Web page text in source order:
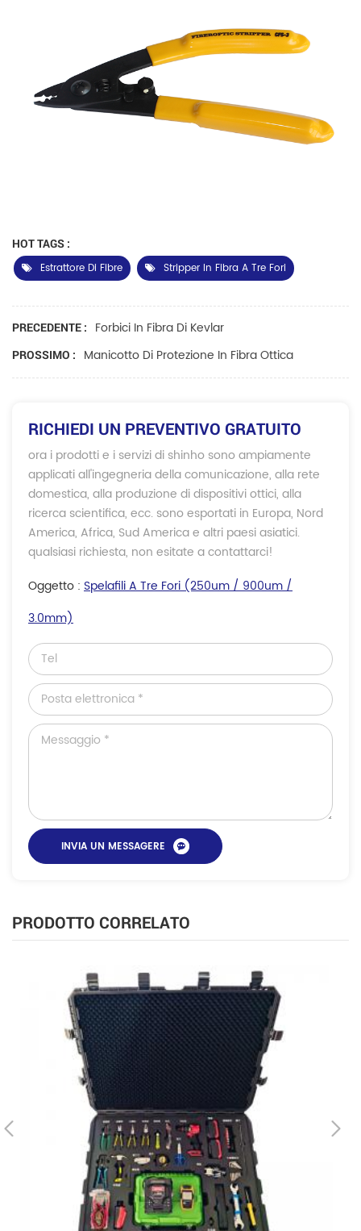
HOT TAGS :
Estrattore Di Fibre
Stripper In Fibra A Tre Fori
PRECEDENTE : Forbici In Fibra Di Kevlar
PROSSIMO : Manicotto Di Protezione In Fibra Ottica
RICHIEDI UN PREVENTIVO GRATUITO
ora i prodotti e i servizi di shinho sono ampiamente
applicati all'ingegneria della comunicazione, alla rete
domestica, alla produzione di dispositivi ottici, alla
ricerca scientifica, ecc. sono esportati in Europa, Nord
America, Africa, Sud America e altri paesi asiatici.
qualsiasi richiesta, non esitate a contattarci!
Oggetto : Spelafili A Tre Fori (250um / 900um /
3.0mm)
PRODOTTO CORRELATO